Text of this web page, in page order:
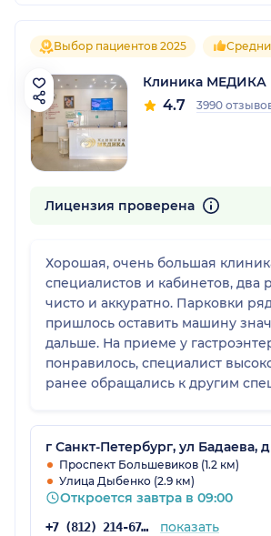
Выбор пациентов 2025
Клиника МЕДИКА
4.7 3990
Лицензия проверена
Хорошая, очень большая
специалистов и кабинетов, два
чисто и аккуратно. Парковки
пришлось оставить машину
дальше. На приеме у
понравилось, специалист
ранее обращались к другим
улучшения, благодарю клинику
специалистов!
г Санкт-Петербург, ул Бадаева, д
Проспект Большевиков (1.2 км)
Улица Дыбенко (2.9 км)
Откроется завтра в 09:00
+7 (812) 214-67-27 показать